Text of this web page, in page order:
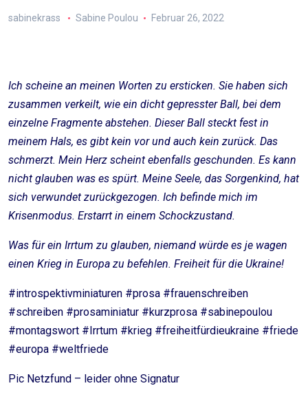
sabinekrass Sabine Poulou Februar 26, 2022
Ich scheine an meinen Worten zu ersticken. Sie haben sich
zusammen verkeilt, wie ein dicht gepresster Ball, bei dem
einzelne Fragmente abstehen. Dieser Ball steckt fest in
meinem Hals, es gibt kein vor und auch kein zurück. Das
schmerzt. Mein Herz scheint ebenfalls geschunden. Es kann
nicht glauben was es spürt. Meine Seele, das Sorgenkind, hat
sich verwundet zurückgezogen. Ich befinde mich im
Krisenmodus. Erstarrt in einem Schockzustand.
Was für ein Irrtum zu glauben, niemand würde es je wagen
einen Krieg in Europa zu befehlen. Freiheit für die Ukraine!
#introspektivminiaturen #prosa #frauenschreiben
#schreiben #prosaminiatur #kurzprosa #sabinepoulou
#montagswort #Irrtum #krieg #freiheitfürdieukraine #friede
#europa #weltfriede
Pic Netzfund – leider ohne Signatur